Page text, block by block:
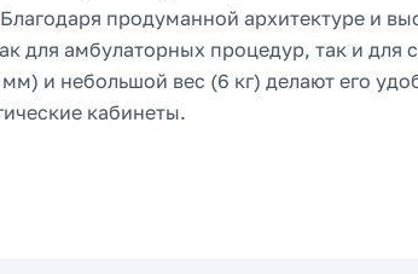
продуманной архитектуре и
для амбулаторных процедур, так и для
и небольшой вес (6 кг) делают его
кабинеты.